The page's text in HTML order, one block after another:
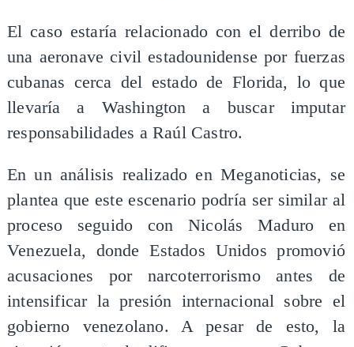
El caso estaría relacionado con el derribo de
una aeronave civil estadounidense por fuerzas
cubanas cerca del estado de Florida, lo que
llevaría a Washington a buscar imputar
responsabilidades a Raúl Castro.
En un análisis realizado en Meganoticias, se
plantea que este escenario podría ser similar al
proceso seguido con Nicolás Maduro en
Venezuela, donde Estados Unidos promovió
acusaciones por narcoterrorismo antes de
intensificar la presión internacional sobre el
gobierno venezolano. A pesar de esto, la